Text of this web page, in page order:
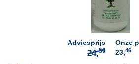
Adviesprijs
Onze
23,46